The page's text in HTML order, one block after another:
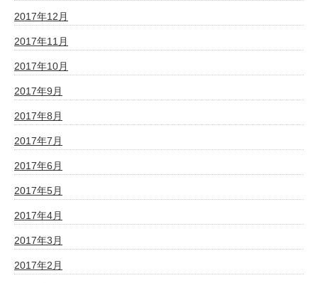
2017年12月
2017年11月
2017年10月
2017年9月
2017年8月
2017年7月
2017年6月
2017年5月
2017年4月
2017年3月
2017年2月